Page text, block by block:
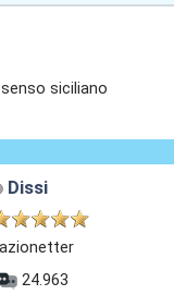
siciliano
Dissi
24.963